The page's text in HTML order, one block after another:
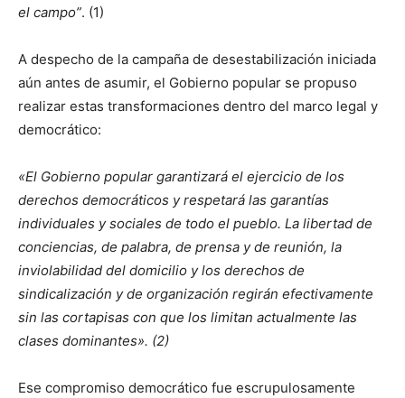
el campo”. (1)
A despecho de la campaña de desestabilización iniciada
aún antes de asumir, el Gobierno popular se propuso
realizar estas transformaciones dentro del marco legal y
democrático:
«El Gobierno popular garantizará el ejercicio de los
derechos democráticos y respetará las garantías
individuales y sociales de todo el pueblo. La libertad de
conciencias, de palabra, de prensa y de reunión, la
inviolabilidad del domicilio y los derechos de
sindicalización y de organización regirán efectivamente
sin las cortapisas con que los limitan actualmente las
clases dominantes». (2)
Ese compromiso democrático fue escrupulosamente